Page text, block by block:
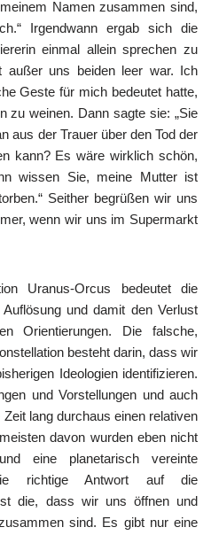
Namen zusammen sind,
Irgendwann ergab sich die
einmal allein sprechen zu
außer uns beiden leer war. Ich
Geste für mich bedeutet hatte,
zu weinen. Dann sagte sie: „Sie
aus der Trauer über den Tod der
kann? Es wäre wirklich schön,
wissen Sie, meine Mutter ist
Seither begrüßen wir uns
wenn wir uns im Supermarkt
Uranus-Orcus bedeutet die
und damit den Verlust
Orientierungen. Die falsche,
besteht darin, dass wir
Ideologien identifizieren.
und Vorstellungen und auch
lang durchaus einen relativen
davon wurden eben nicht
eine planetarisch vereinte
richtige Antwort auf die
die, dass wir uns öffnen und
sind. Es gibt nur eine